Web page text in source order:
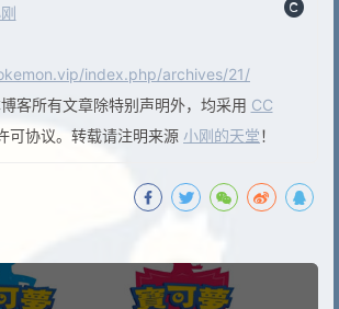
index.php/archives/21/
客所有文章除特别声明外，均采用 CC
可协议。转载请注明来源 小刚的天堂！